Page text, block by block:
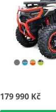
179 990 Kč